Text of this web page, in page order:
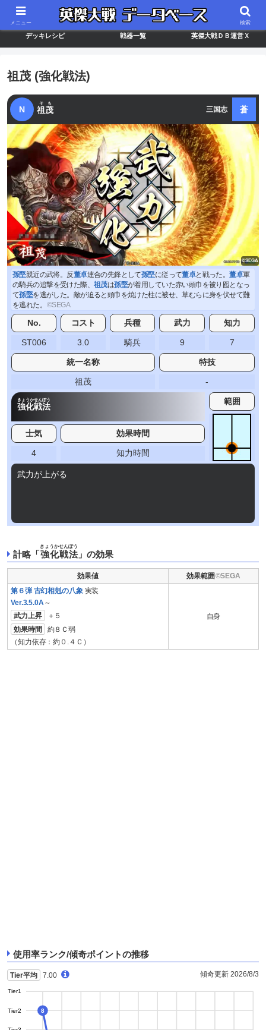
最新バージョン情報 武将ランキング カードリスト
デッキレシピ 戦器一覧 英傑大戦ＤＢ運営Ｘ
祖茂 (強化戦法)
N 祖茂
そも
三国志 蒼
孫堅親近の武将。反董卓連合の先鋒として孫堅に従って董卓と戦った。董卓軍
の騎兵の追撃を受けた際、 祖茂は孫堅が着用していた赤い頭巾を被り囮となっ
て孫堅を逃がした。敵が迫ると頭巾を焼けた柱に被せ、草むらに身を伏せて難
を逃れた。
No. コスト 兵種 武力 知力
ST006 3.0 騎兵 9 7
統一名称 特技
祖茂 -
強化戦法
きょうかせんぽう 範囲
士気 効果時間
4 知力時間
武力が上がる
計略「 強化戦法
きょうかせんぽう
」の効果
効果値
効果範囲
第６弾 古幻相剋の八象 実装
Ver.3.5.0A ～
武力上昇
＋５
効果時間
約８Ｃ弱
（知力依存：約０.４Ｃ）
自身
使用率ランク/傾奇ポイントの推移
Tier平均 7.00 傾奇更新 2026/8/3
Tier1
Tier2 8
メニュー 検索